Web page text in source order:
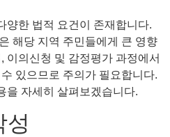
양한 법적 요건이 존재합니다.
해당 지역 주민들에게 큰 영향
이의신청 및 감정평가 과정에서
있으므로 주의가 필요합니다.
을 자세히 살펴보겠습니다.
성